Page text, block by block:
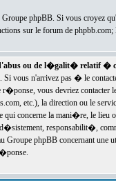
phpBB. Si vous croyez
sur le forum de
ou de l�galit� relatif �
Si vous n'arrivez pas � le
r�ponse, vous devriez
etc.), la direction ou le
qui concerne la mani�re, le
responsabilit�,
phpBB concernant une